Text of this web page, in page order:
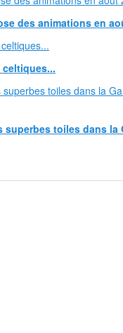
des animations en
toiles dans la